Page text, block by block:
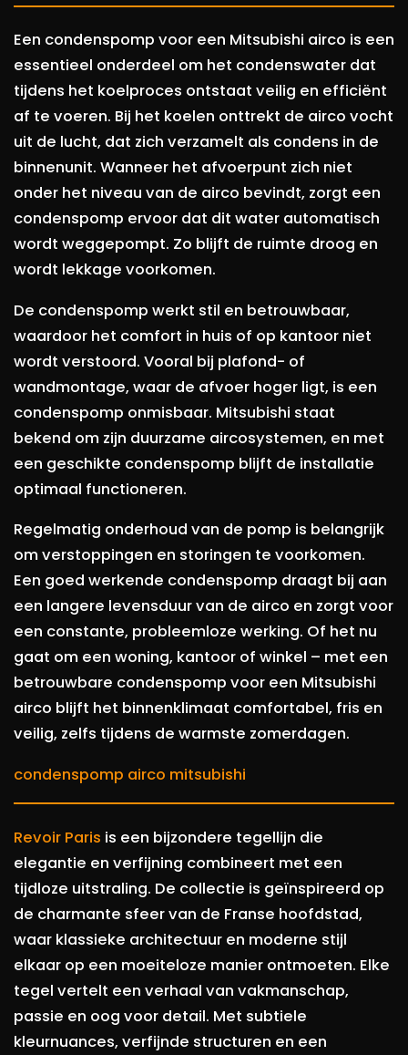
Een condenspomp voor een Mitsubishi airco is een
essentieel onderdeel om het condenswater dat
tijdens het koelproces ontstaat veilig en efficiënt
af te voeren. Bij het koelen onttrekt de airco vocht
uit de lucht, dat zich verzamelt als condens in de
binnenunit. Wanneer het afvoerpunt zich niet
onder het niveau van de airco bevindt, zorgt een
condenspomp ervoor dat dit water automatisch
wordt weggepompt. Zo blijft de ruimte droog en
wordt lekkage voorkomen.
De condenspomp werkt stil en betrouwbaar,
waardoor het comfort in huis of op kantoor niet
wordt verstoord. Vooral bij plafond- of
wandmontage, waar de afvoer hoger ligt, is een
condenspomp onmisbaar. Mitsubishi staat
bekend om zijn duurzame aircosystemen, en met
een geschikte condenspomp blijft de installatie
optimaal functioneren.
Regelmatig onderhoud van de pomp is belangrijk
om verstoppingen en storingen te voorkomen.
Een goed werkende condenspomp draagt bij aan
een langere levensduur van de airco en zorgt voor
een constante, probleemloze werking. Of het nu
gaat om een woning, kantoor of winkel – met een
betrouwbare condenspomp voor een Mitsubishi
airco blijft het binnenklimaat comfortabel, fris en
veilig, zelfs tijdens de warmste zomerdagen.
condenspomp airco mitsubishi
Revoir Paris is een bijzondere tegellijn die
elegantie en verfijning combineert met een
tijdloze uitstraling. De collectie is geïnspireerd op
de charmante sfeer van de Franse hoofdstad,
waar klassieke architectuur en moderne stijl
elkaar op een moeiteloze manier ontmoeten. Elke
tegel vertelt een verhaal van vakmanschap,
passie en oog voor detail. Met subtiele
kleurnuances, verfijnde structuren en een